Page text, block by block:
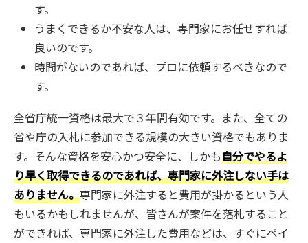
す。
うまくできるか不安な人は、専門家にお任せすれば
良いのです。
時間がないのであれば、プロに依頼するべきなので
す。
全省庁統一資格は最大で３年間有効です。また、全ての
省や庁の入札に参加できる規模の大きい資格でもありま
す。そんな資格を安心かつ安全に、しかも自分でやるよ
り早く取得できるのであれば、専門家に外注しない手は
ありません。専門家に外注すると費用が掛かるという人
もいるかもしれませんが、皆さんが案件を落札すること
ができれば、専門家に外注した費用などは、すぐにペイ